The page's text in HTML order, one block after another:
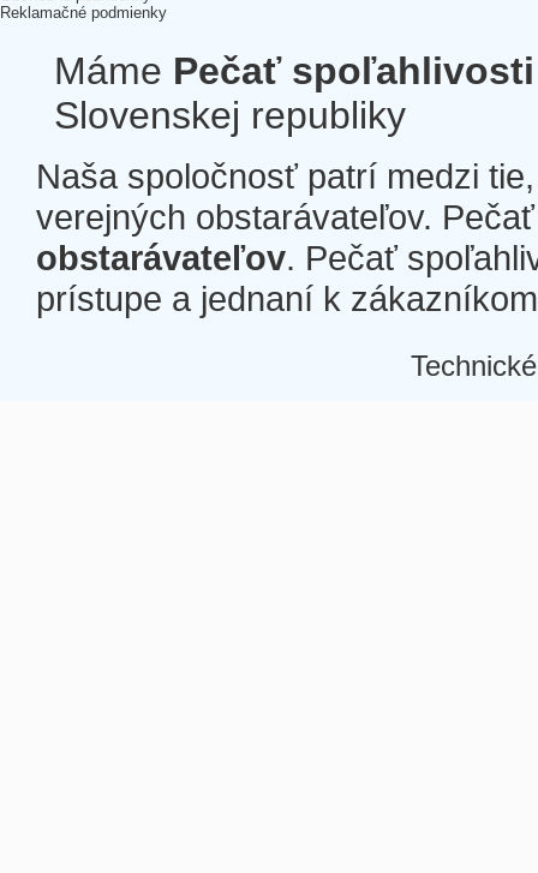
Reklamačné podmienky
Máme Pečať spoľahlivosti
Slovenskej republiky
Naša spoločnosť patrí medzi
verejných obstarávateľov.
obstarávateľov. Pečať
prístupe a jednaní k